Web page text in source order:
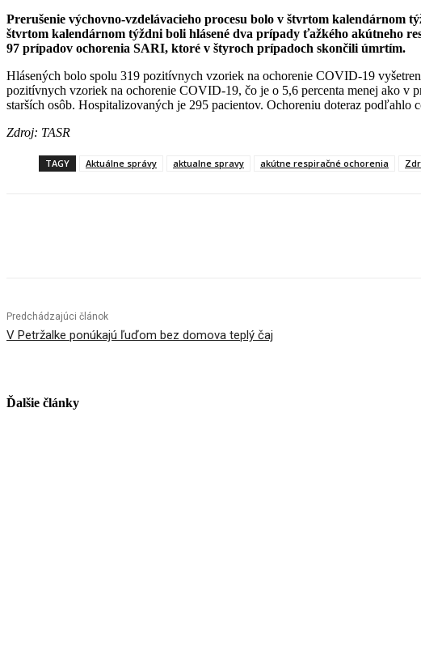
Prerušenie výchovno-vzdelávacieho procesu bolo v štvrtom kalendárnom
štvrtom kalendárnom týždni boli hlásené dva prípady ťažkého akútneho
97 prípadov ochorenia SARI, ktoré v štyroch prípadoch skončili úmrtím.
Hlásených bolo spolu 319 pozitívnych vzoriek na ochorenie COVID-19
pozitívnych vzoriek na ochorenie COVID-19, čo je o 5,6 percenta menej ako v
starších osôb. Hospitalizovaných je 295 pacientov. Ochoreniu doteraz
Zdroj: TASR
TAGY Aktuálne správy aktualne spravy akútne respiračné ochorenia
Predchádzajúci článok
V Petržalke ponúkajú ľuďom bez domova teplý čaj
Ďalšie články